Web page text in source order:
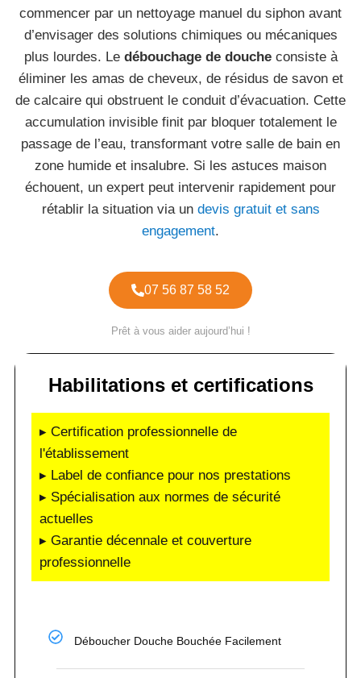
commencer par un nettoyage manuel du siphon avant
d’envisager des solutions chimiques ou mécaniques
plus lourdes. Le débouchage de doucheconsiste à
éliminer les amas de cheveux, de résidus de savon et
de calcaire qui obstruent le conduit d’évacuation. Cette
accumulation invisible finit par bloquer totalement le
passage de l’eau, transformant votre salle de bain en
zone humide et insalubre. Si les astuces maison
échouent, un expert peut intervenir rapidement pour
rétablir la situation via un devis gratuit et sans
engagement.
07 56 87 58 52
Prêt à vous aider aujourd’hui !
Habilitations et certifications
▸ Certification professionnelle de
l'établissement
▸ Label de confiance pour nos prestations
▸ Spécialisation aux normes de sécurité
actuelles
▸ Garantie décennale et couverture
professionnelle
Déboucher Douche Bouchée Facilement